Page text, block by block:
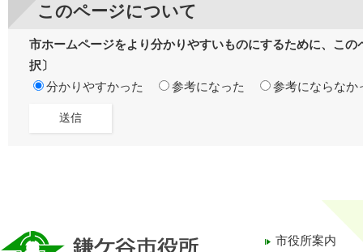
このページについて
市ホームページをより分かりやすいものにするために、こ
択〕
分かりやすかった
参考になった 参考にならなか
市役所案内